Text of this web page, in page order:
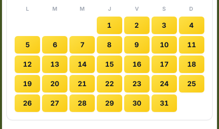
L M M J V S D
1 2 3 4
5 6 7 8 9 10 11
12 13 14 15 16 17 18
19 20 21 22 23 24 25
26 27 28 29 30 31